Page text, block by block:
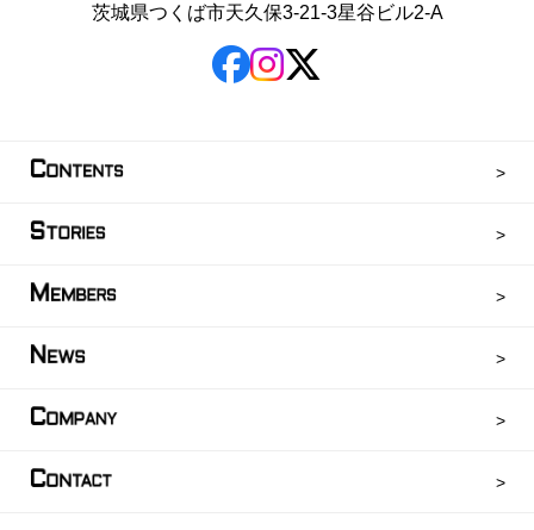
茨城県つくば市天久保3-21-3星谷ビル2-A
CONTENTS
STORIES
M EMBERS
N EWS
COMPANY
CONTACT